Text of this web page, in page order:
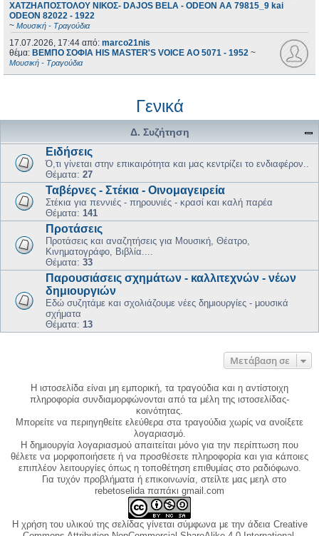
ΧΑΤΖΗΑΠΟΣΤΟΛΟΥ ΝΙΚΟΣ- DAJOS BELA - ODEON AA 79815_9 kai
ODEON 82022 - 1922
~ Μουσική - Τραγούδια
17.07.2026, 17:44 από: marco21nis
θέμα: ΒΕΜΠΟ ΣΟΦΙΑ HIS MASTER'S VOICE AO 5071 - 1952 ~
Μουσική - Τραγούδια
Γενικά
Δ. Συζήτηση
Ειδήσεις
Ό,τι γίνεται στην επικαιρότητα και μας κεντρίζει το ενδιαφέρον..
Θέματα: 27
Ταβέρνες - Στέκια - Οινομαγειρεία
Στέκια για πεννιές - πηρουνιές - κρασί και καλή παρέα
Θέματα: 141
Προτάσεις
Προτάσεις και αναζητήσεις για Μουσική, Θέατρο,
Κινηματογράφο, Βιβλία....
Θέματα: 33
Παρουσιάσεις σχημάτων - καλλιτεχνών - νέων
δημιουργιών
Εδώ συζητάμε και σχολιάζουμε νέες δημιουργίες - μουσικά
σχήματα
Θέματα: 13
Μετάβαση σε
Η ιστοσελίδα είναι μη εμπορική, τα τραγούδια και η αντίστοιχη
πληροφορία συνδιαμορφώνονται από τα μέλη της ιστοσελίδας-
κοινότητας.
Μπορείτε να περιηγηθείτε ελεύθερα στα τραγούδια χωρίς να ανοίξετε
λογαριασμό.
Η δημιουργία λογαριασμού απαιτείται μόνο για την περίπτωση που
θέλετε να μορφοποιήσετε ή να προσθέσετε πληροφορία και για κάποιες
επιπλέον λειτουργίες όπως η τοποθέτηση επιθυμίας στο ραδιόφωνο.
Για τυχόν προβλήματα ή επικοινωνία, στείλτε μας μεηλ στο
rebetoselida παπάκι gmail.com
Η χρήση του υλικού της σελίδας γίνεται σύμφωνα με την άδεια Creative